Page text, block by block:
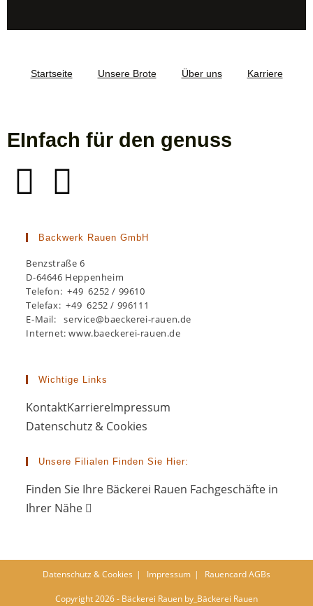
Startseite Unsere Brote Über uns Karriere
EInfach für den genuss
Backwerk Rauen GmbH
Benzstraße 6
D-64646 Heppenheim
Telefon: +49 6252 / 99610
Telefax: +49 6252 / 996111
E-Mail: service@baeckerei-rauen.de
Internet: www.baeckerei-rauen.de
Wichtige Links
KontaktKarriereImpressum
Datenschutz & Cookies
Unsere Filialen Finden Sie Hier:
Finden Sie Ihre Bäckerei Rauen Fachgeschäfte in
Ihrer Nähe
Datenschutz & Cookies Impressum Rauencard AGBs
Copyright 2026 - Bäckerei Rauen by_Bäckerei Rauen